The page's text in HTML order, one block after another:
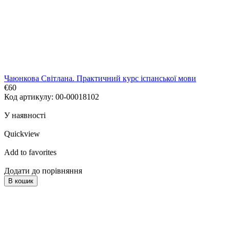
Чаюнкова Світлана. Практичний курс іспанської мови
€60
Код артикулу: 00-00018102
У наявності
Quickview
Add to favorites
Додати до порівняння
В кошик